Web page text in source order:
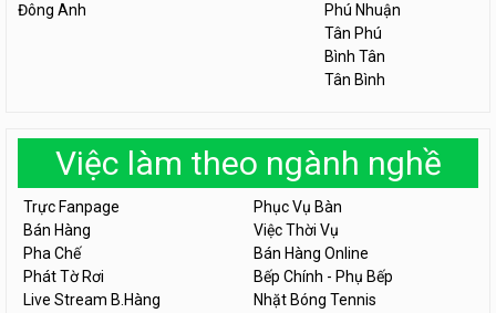
Đông Anh
Phú Nhuận
Tân Phú
Bình Tân
Tân Bình
Việc làm theo ngành nghề
Trực Fanpage
Phục Vụ Bàn
Bán Hàng
Việc Thời Vụ
Pha Chế
Bán Hàng Online
Phát Tờ Rơi
Bếp Chính - Phụ Bếp
Live Stream B.Hàng
Nhặt Bóng Tennis